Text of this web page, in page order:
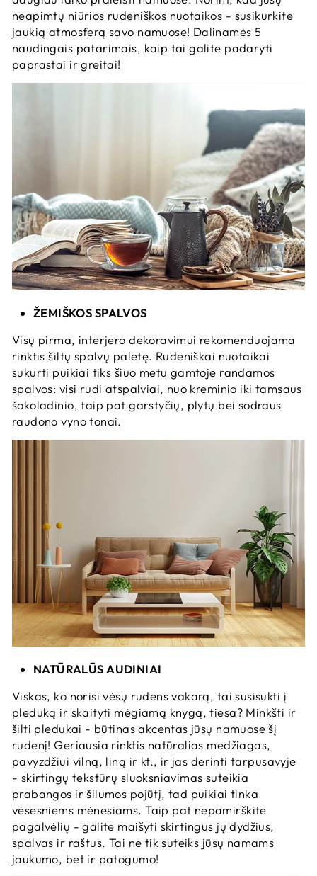
neapimtų niūrios rudeniškos nuotaikos - susikurkite
jaukią atmosferą savo namuose! Dalinamės 5
naudingais patarimais, kaip tai galite padaryti
paprastai ir greitai!
ŽEMIŠKOS SPALVOS
Visų pirma, interjero dekoravimui rekomenduojama
rinktis šiltų spalvų paletę. Rudeniškai nuotaikai
sukurti puikiai tiks šiuo metu gamtoje randamos
spalvos: visi rudi atspalviai, nuo kreminio iki tamsaus
šokoladinio, taip pat garstyčių, plytų bei sodraus
raudono vyno tonai.
NATŪRALŪS AUDINIAI
Viskas, ko norisi vėsų rudens vakarą, tai susisukti į
pleduką ir skaityti mėgiamą knygą, tiesa? Minkšti ir
šilti pledukai - būtinas akcentas jūsų namuose šį
rudenį! Geriausia rinktis natūralias medžiagas,
pavyzdžiui vilną, liną ir kt., ir jas derinti tarpusavyje
- skirtingų tekstūrų sluoksniavimas suteikia
prabangos ir šilumos pojūtį, tad puikiai tinka
vėsesniems mėnesiams. Taip pat nepamirškite
pagalvėlių - galite maišyti skirtingus jų dydžius,
spalvas ir raštus. Tai ne tik suteiks jūsų namams
jaukumo, bet ir patogumo!